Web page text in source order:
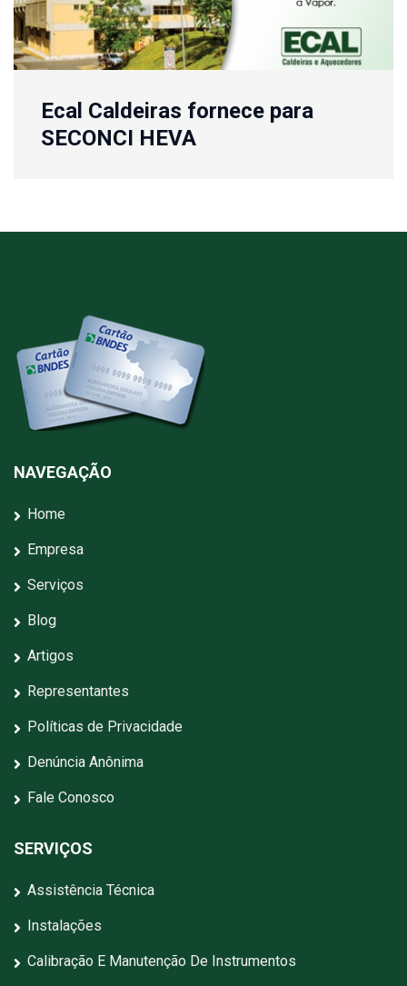
Ecal Caldeiras fornece para
SECONCI HEVA
NAVEGAÇÃO
Home
Empresa
Serviços
Blog
Artigos
Representantes
Políticas de Privacidade
Denúncia Anônima
Fale Conosco
SERVIÇOS
Assistência Técnica
Instalações
Calibração E Manutenção De Instrumentos